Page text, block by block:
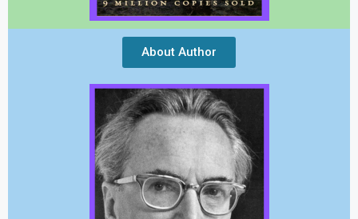
About Author